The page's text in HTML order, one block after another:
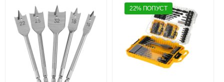
22% ПОПУСТ